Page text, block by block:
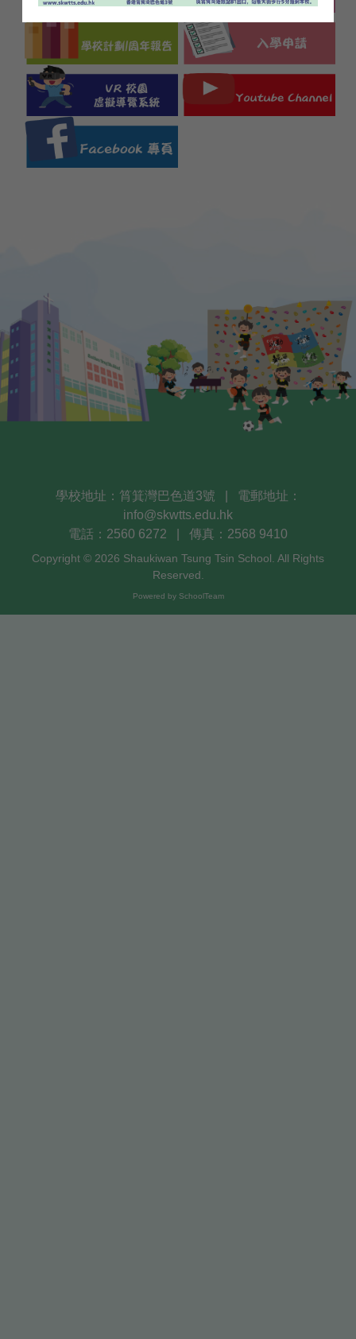
學校地址：筲箕灣巴色道3號
電郵地址：
info@skwtts.edu.hk
電話：2560 6272
傳真：2568 9410
Copyright © 2026 Shaukiwan Tsung Tsin School. All Rights
Reserved.
Powered by SchoolTeam